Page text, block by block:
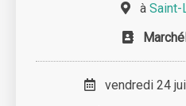
à Saint-
vendredi 24